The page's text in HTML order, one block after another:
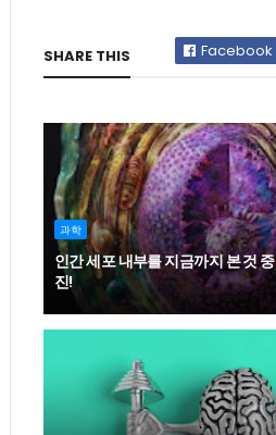
SHARE THIS Facebook
과학
인간 세포 내부를 지금까지 본 것
진!